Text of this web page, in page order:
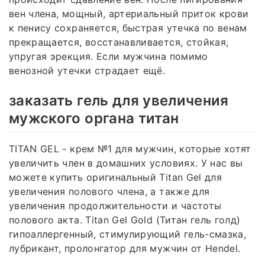
вен члена, мощный, артериальный приток крови
к пенису сохраняется, быстрая утечка по венам
прекращается, восстанавливается, стойкая,
упругая эрекция. Если мужчина помимо
венозной утечки страдает ещё.
заказать гель для увеличения
мужского органа титан
TITAN GEL - крем №1 для мужчин, которые хотят
увеличить член в домашних условиях. У нас вы
можете купить оригинальный Titan Gel для
увеличения полового члена, а также для
увеличения продолжительности и частоты
полового акта. Titan Gel Gold (Титан гель голд)
гипоаллергенный, стимулирующий гель-смазка,
лубрикант, пролонгатор для мужчин от Hendel.